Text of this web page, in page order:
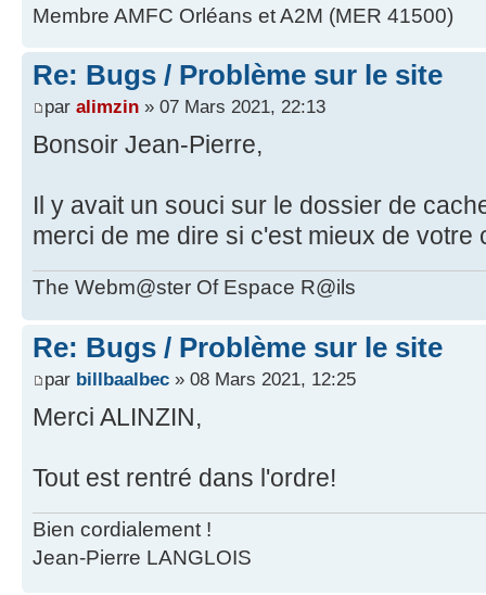
Membre AMFC Orléans et A2M (MER 41500)
Re: Bugs / Problème sur le site
par alimzin » 07 Mars 2021, 22:13
Bonsoir Jean-Pierre,
Il y avait un souci sur le dossier de
merci de me dire si c'est mieux de votre
The Webm@ster Of Espace R@ils
Re: Bugs / Problème sur le site
par billbaalbec » 08 Mars 2021, 12:25
Merci ALINZIN,
Tout est rentré dans l'ordre!
Bien cordialement !
Jean-Pierre LANGLOIS